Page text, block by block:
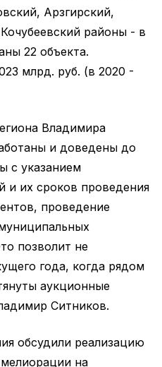
Арзгирский,
районы - в
22 объекта.
млрд. руб. (в 2020 -
Владимира
и доведены до
с указанием
и их сроков проведения
проведение
позволит не
года, когда рядом
аукционные
Ситников.
обсудили реализацию
на